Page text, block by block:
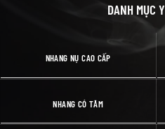
DANH MỤC
NHANG NỤ CAO CẤP
NHANG CÓ TĂM